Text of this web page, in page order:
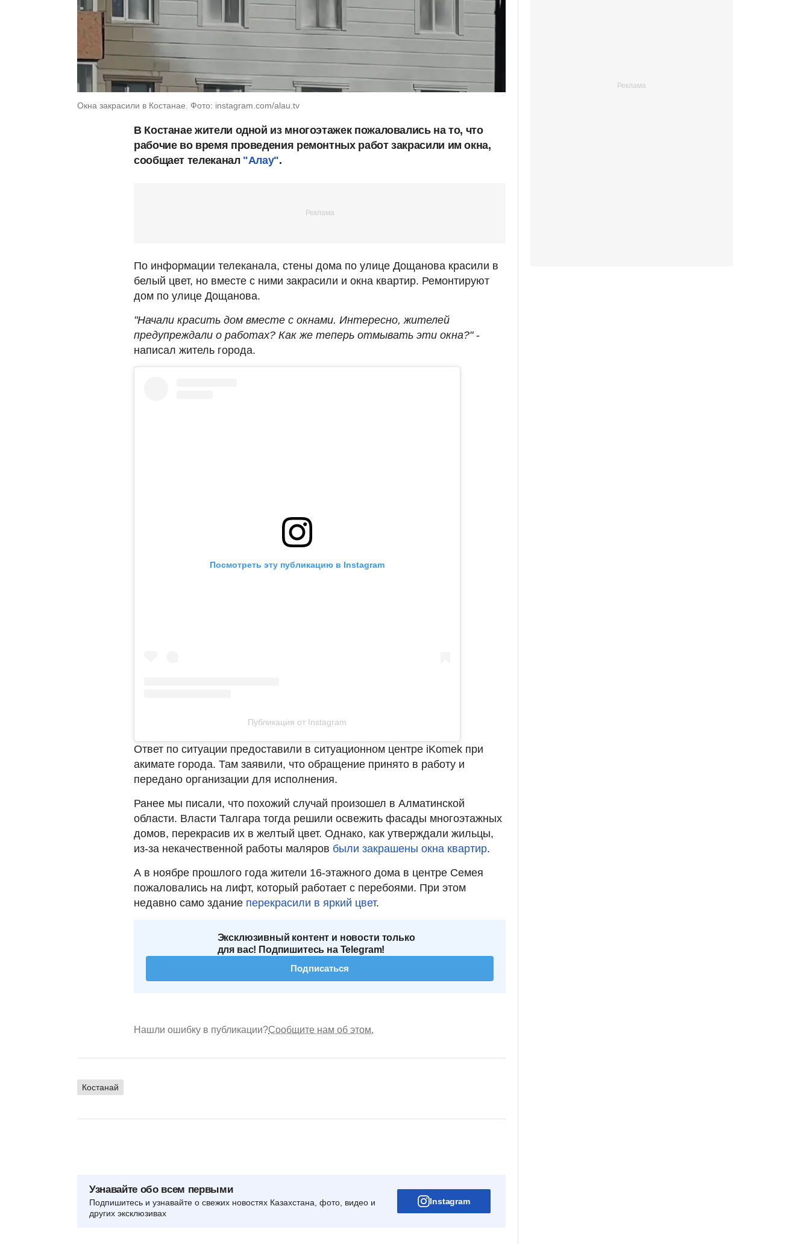
Окна закрасили в Костанае. Фото: instagram.com/alau.tv
В Костанае жители одной из многоэтажек пожаловались на то, что
рабочие во время проведения ремонтных работ закрасили им окна,
сообщает телеканал "Алау".
По информации телеканала, стены дома по улице Дощанова красили в
белый цвет, но вместе с ними закрасили и окна квартир. Ремонтируют
дом по улице Дощанова.
"Начали красить дом вместе с окнами. Интересно, жителей
предупреждали о работах? Как же теперь отмывать эти окна?"-
написал житель города.
Посмотреть эту публикацию в Instagram
Публикация от Instagram
Ответ по ситуации предоставили в ситуационном центре iKomek при
акимате города. Там заявили, что обращение принято в работу и
передано организации для исполнения.
Ранее мы писали, что похожий случай произошел в Алматинской
области. Власти Талгара тогда решили освежить фасады многоэтажных
домов, перекрасив их в желтый цвет. Однако, как утверждали жильцы,
из-за некачественной работы маляров были закрашены окна квартир.
А в ноябре прошлого года жители 16-этажного дома в центре Семея
пожаловались на лифт, который работает с перебоями. При этом
недавно само здание перекрасили в яркий цвет.
Эксклюзивный контент и новости только
для вас! Подпишитесь на Telegram!
Подписаться
Нашли ошибку в публикации?Сообщите нам об этом.
Костанай
Узнавайте обо всем первыми
Подпишитесь и узнавайте о свежих новостях Казахстана, фото, видео и
других эксклюзивах
Instagram